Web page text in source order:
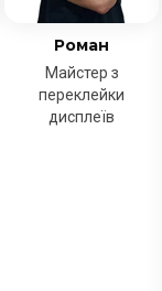
Роман
Майстер з
переклейки
дисплеїв